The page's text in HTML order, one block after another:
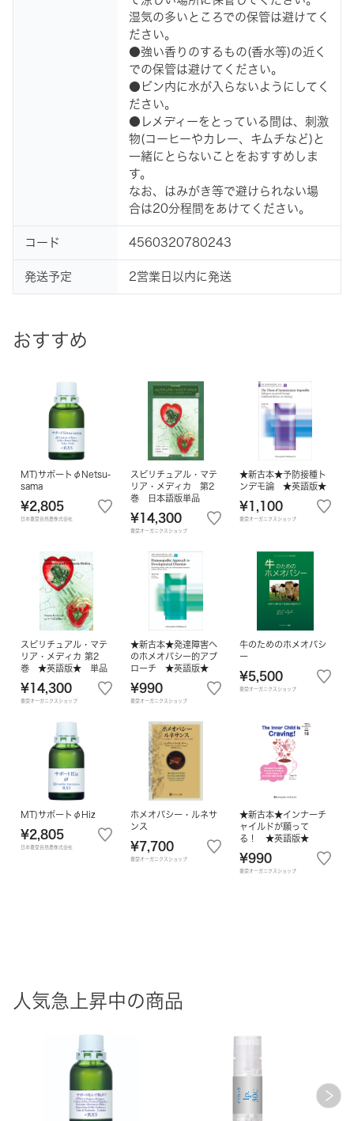
おすすめ
MT)サポートφNetsu-
sama
¥2,805
日本豊受自然農株式会社
スピリチュアル・マテ
リア・メディカ 第2
巻 日本語版単品
¥14,300
豊受オーガニクスショップ
★新古本★予防接種ト
ンデモ論 ★英語版★
¥1,100
豊受オーガニクスショップ
スピリチュアル・マテ
リア・メディカ 第2
巻 ★英語版★ 単品
¥14,300
豊受オーガニクスショップ
★新古本★発達障害へ
のホメオパシー的アプ
ローチ ★英語版★
¥990
豊受オーガニクスショップ
牛のためのホメオパシ
ー
¥5,500
豊受オーガニクスショップ
MT)サポートφHiz
¥2,805
日本豊受自然農株式会社
ホメオパシー・ルネサ
ンス
¥7,700
豊受オーガニクスショップ
★新古本★インナーチ
ャイルドが願って
る！ ★英語版★
¥990
豊受オーガニクスショップ
湿気の多いところでの保管は避けてく
ださい。
●強い香りのするもの(香水等)の近く
での保管は避けてください。
●ビン内に水が入らないようにしてく
ださい。
●レメディーをとっている間は、刺激
物(コーヒーやカレー、キムチなど)と
一緒にとらないことをおすすめしま
す。
なお、はみがき等で避けられない場
合は20分程間をあけてください。
コード 4560320780243
発送予定 2営業日以内に発送
人気急上昇中の商品